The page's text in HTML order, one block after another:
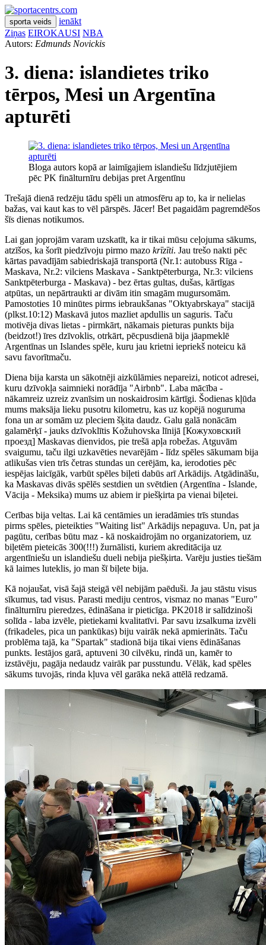
sporta veids
ienākt
Ziņas EIROKAUSI NBA
Autors: Edmunds Novickis
3. diena: islandietes triko
tērpos, Mesi un Argentīna
apturēti
Bloga autors kopā ar laimīgajiem islandiešu līdzjutējiem
pēc PK finālturnīru debijas pret Argentīnu
Trešajā dienā redzēju tādu spēli un atmosfēru ap to, ka ir nelielas
bažas, vai kaut kas to vēl pārspēs. Jācer! Bet pagaidām pagremdēšos
šīs dienas notikumos.
Lai gan joprojām varam uzskatīt, ka ir tikai mūsu ceļojuma sākums,
atzīšos, ka šorīt piedzīvoju pirmo mazo krīzīti. Jau trešo nakti pēc
kārtas pavadījām sabiedriskajā transportā (Nr.1: autobuss Rīga -
Maskava, Nr.2: vilciens Maskava - Sanktpēterburga, Nr.3: vilciens
Sanktpēterburga - Maskava) - bez ērtas gultas, dušas, kārtīgas
atpūtas, un nepārtraukti ar divām itin smagām mugursomām.
Pamostoties 10 minūtes pirms iebraukšanas "Oktyabrskaya" stacijā
(plkst.10:12) Maskavā jutos mazliet apdullis un saguris. Taču
motivēja divas lietas - pirmkārt, nākamais pieturas punkts bija
(beidzot!) īres dzīvoklis, otrkārt, pēcpusdienā bija jāapmeklē
Argentīnas un Islandes spēle, kuru jau krietni iepriekš noteicu kā
savu favorītmaču.
Diena bija karsta un sākotnēji aizkūlāmies nepareizi, noticot adresei,
kuru dzīvokļa saimnieki norādīja "Airbnb". Laba mācība -
nākamreiz uzreiz zvanīsim un noskaidrosim kārtīgi. Šodienas kļūda
mums maksāja lieku pusotru kilometru, kas uz kopējā noguruma
fona un ar somām uz pleciem šķita daudz. Galu galā nonācām
galamērķī - jauks dzīvoklītis Kožuhovska līnijā [Кожуховский
проезд] Maskavas dienvidos, pie trešā apļa robežas. Atguvām
svaigumu, taču ilgi uzkavēties nevarējām - līdz spēles sākumam bija
atlikušas vien trīs četras stundas un cerējām, ka, ierodoties pēc
iespējas laicīgāk, varbūt spēles biļeti dabūs arī Arkādijs. Atgādināšu,
ka Maskavas divās spēlēs sestdien un svētdien (Argentīna - Islande,
Vācija - Meksika) mums uz abiem ir piešķirta pa vienai biļetei.
Cerības bija veltas. Lai kā centāmies un ieradāmies trīs stundas
pirms spēles, pieteikties "Waiting list" Arkādijs nepaguva. Un, pat ja
pagūtu, cerības būtu maz - kā noskaidrojām no organizatoriem, uz
biļetēm pieteicās 300(!!!) žurnālisti, kuriem akreditācija uz
argentīniešu un islandiešu dueli nebija piešķirta. Varēju justies tiešām
kā laimes luteklis, jo man šī biļete bija.
Kā nojaušat, visā šajā steigā vēl nebijām paēduši. Ja jau stāstu visus
sīkumus, tad visus. Parasti mediju centros, vismaz no manas "Euro"
finālturnīru pieredzes, ēdināšana ir pieticīga. PK2018 ir salīdzinoši
solīda - laba izvēle, pietiekami kvalitatīvi. Par savu izsalkuma izvēli
(frikadeles, pica un pankūkas) biju vairāk nekā apmierināts. Taču
problēma tajā, ka "Spartak" stadionā bija tikai viens ēdināšanas
punkts. Iestājos garā, aptuveni 30 cilvēku, rindā un, kamēr to
izstāvēju, pagāja nedaudz vairāk par pusstundu. Vēlāk, kad spēles
sākums tuvojās, rinda kļuva vēl garāka nekā attēlā redzamā.